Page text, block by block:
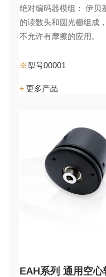
绝对编码器模组： 伊贝
的读数头和圆光栅组成
不允许有摩擦的应用。
※型号00001
+更多产品
EAH系列 通用空